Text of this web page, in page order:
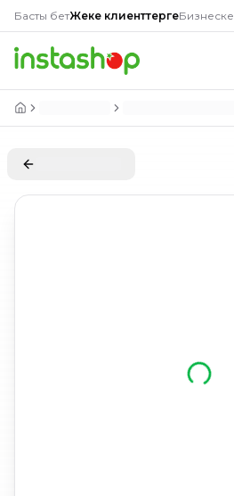
Басты бетЖеке клиенттергеБизнеске